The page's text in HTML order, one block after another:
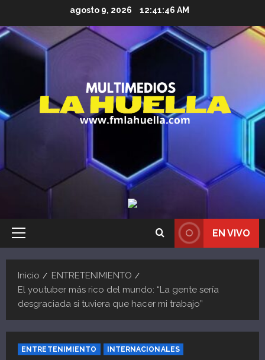
contenido
agosto 9, 2026 12:41:47 AM
Menú
EN VIVO
Inicio
ENTRETENIMIENTO
El youtuber más rico del mundo: “La gente sería
desgraciada si tuviera que hacer mi trabajo”
ENTRETENIMIENTO INTERNACIONALES